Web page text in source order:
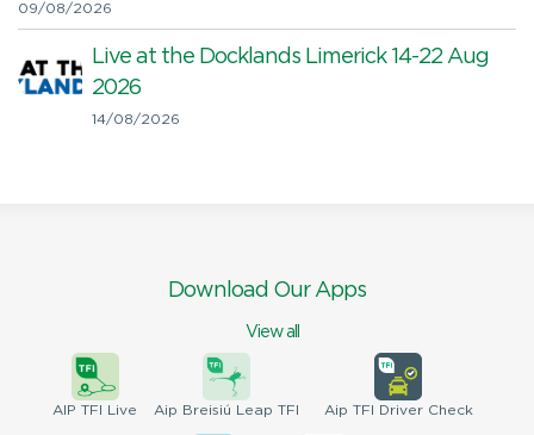
09/08/2026
Live at the Docklands Limerick 14-22 Aug
2026
14/08/2026
Download Our Apps
View all
AIP TFI Live Aip Breisiú Leap TFI Aip TFI Driver Check